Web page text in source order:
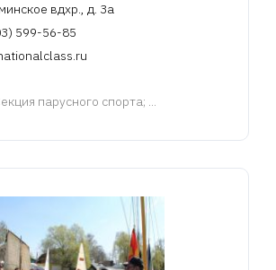
вдхр., д. 3а
599-56-85
парусного спорта; ...